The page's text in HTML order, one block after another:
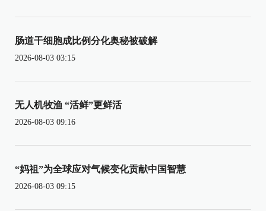
肠道干细胞成比例分化奥秘被破解
2026-08-03 03:15
无人机牧渔 “活鲜”更鲜活
2026-08-03 09:16
“妈祖”为全球应对气候变化贡献中国智慧
2026-08-03 09:15